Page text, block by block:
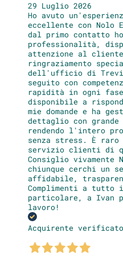
29 Luglio 2026
Ho avuto
eccellente con Nolo
dal primo contatto
professionalità,
attenzione al
ringraziamento
dell'ufficio di
seguito con
rapidità in ogni
disponibile a
mie domande e ha
dettaglio con grande
rendendo l'intero
senza stress. È raro
servizio clienti di
Consiglio vivamente
chiunque cerchi un
affidabile,
Complimenti a tutto
particolare, a Ivan
lavoro!
Acquirente verificato